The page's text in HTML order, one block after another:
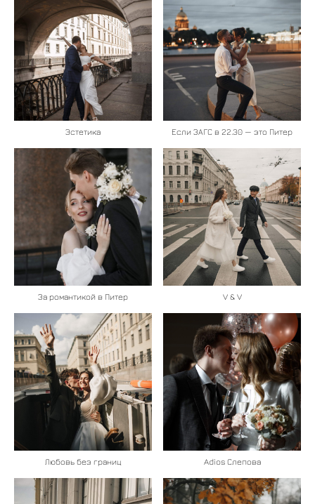
Эстетика Если ЗАГС в 22.30 — это Питер
За романтикой в Питер V & V
Любовь без границ Adios Слепова